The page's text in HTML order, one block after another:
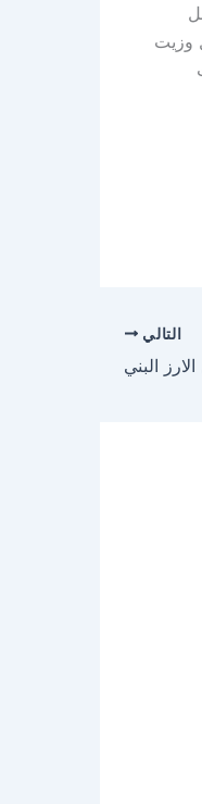
وزيت
التالي
البني